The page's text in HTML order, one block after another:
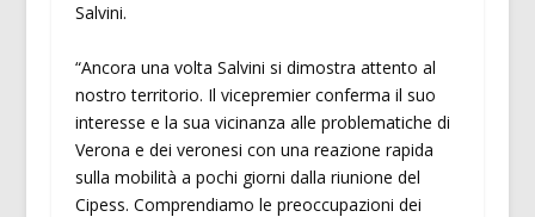
Salvini.
“Ancora una volta Salvini si dimostra attento al
nostro territorio. Il vicepremier conferma il suo
interesse e la sua vicinanza alle problematiche di
Verona e dei veronesi con una reazione rapida
sulla mobilità a pochi giorni dalla riunione del
Cipess. Comprendiamo le preoccupazioni dei